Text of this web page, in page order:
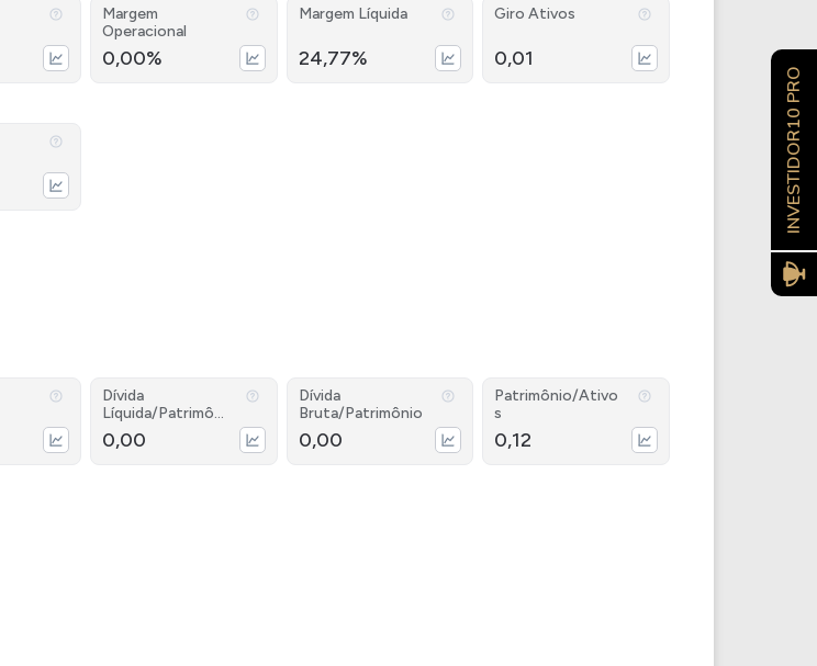
Margem
Operacional
0,00%
Margem Líquida
24,77%
Giro Ativos
0,01
Dívida
Líquida/Patrimôni
o
0,00
Dívida
Bruta/Patrimônio
0,00
Patrimônio/Ativo
s
0,12
INVESTIDOR10 PRO